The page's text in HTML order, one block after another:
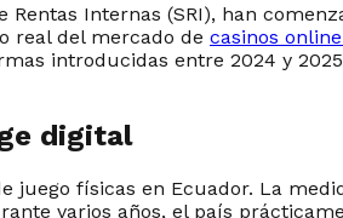
Internas (SRI), han
real del mercado de casinos
introducidas entre 2024 y
digital
juego físicas en Ecuador. La
varios años, el país